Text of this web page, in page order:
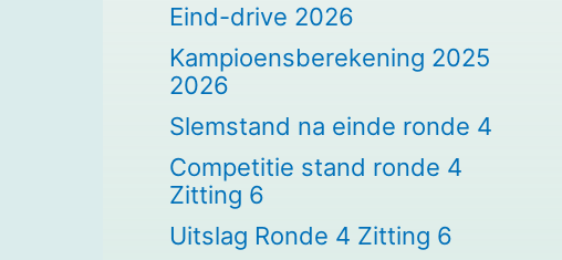
Eind-drive 2026
Kampioensberekening 2025
2026
Slemstand na einde ronde 4
Competitie stand ronde 4
Zitting 6
Uitslag Ronde 4 Zitting 6